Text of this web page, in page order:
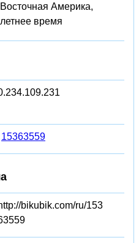
Восточная Америка,
летнее время
15363559
bikubik.com/ru/153